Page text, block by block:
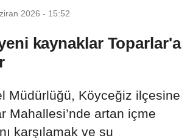
2026 - 15:52
kaynaklar Toparlar'a
Müdürlüğü, Köyceğiz ilçesine
Mahallesi’nde artan içme
karşılamak ve su